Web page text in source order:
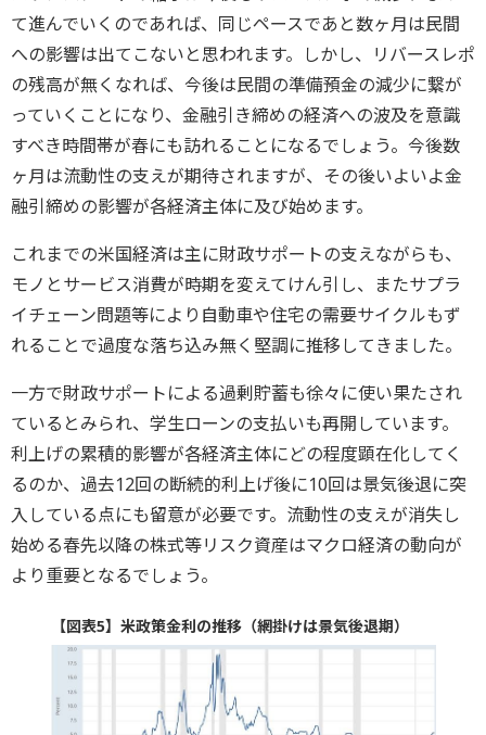
て進んでいくのであれば、同じペースであと数ヶ月は民間
への影響は出てこないと思われます。しかし、リバースレポ
の残高が無くなれば、今後は民間の準備預金の減少に繋が
っていくことになり、金融引き締めの経済への波及を意識
すべき時間帯が春にも訪れることになるでしょう。今後数
ヶ月は流動性の支えが期待されますが、その後いよいよ金
融引締めの影響が各経済主体に及び始めます。
これまでの米国経済は主に財政サポートの支えながらも、
モノとサービス消費が時期を変えてけん引し、またサプラ
イチェーン問題等により自動車や住宅の需要サイクルもず
れることで過度な落ち込み無く堅調に推移してきました。
一方で財政サポートによる過剰貯蓄も徐々に使い果たされ
ているとみられ、学生ローンの支払いも再開しています。
利上げの累積的影響が各経済主体にどの程度顕在化してく
るのか、過去12回の断続的利上げ後に10回は景気後退に突
入している点にも留意が必要です。流動性の支えが消失し
始める春先以降の株式等リスク資産はマクロ経済の動向が
より重要となるでしょう。
【図表5】米政策金利の推移（網掛けは景気後退期）